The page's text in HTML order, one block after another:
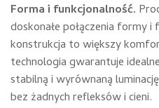
Forma i funkcjonalność.
doskonałe połączenia formy
konstrukcja to większy
technologia gwarantuje
stabilną i wyrównaną
bez żadnych refleksów i cieni.